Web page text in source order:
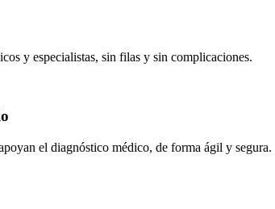
y especialistas, sin filas y sin complicaciones.
el diagnóstico médico, de forma ágil y segura.